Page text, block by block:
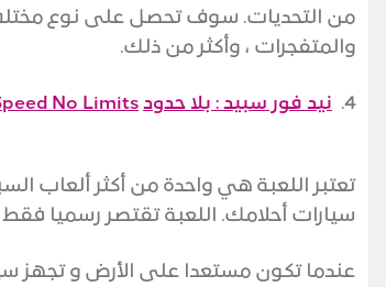
من التحديات. سوف تحصل على نوع مختلف
والمتفجرات ، وأكثر من ذلك.
4. نيد فور سبيد : بلا حدود No Limits
تعتبر اللعبة هي واحدة من أكثر ألعاب
سيارات أحلامك. اللعبة تقتصر رسميا
عندما تكون مستعدا على الأرض و تجهز